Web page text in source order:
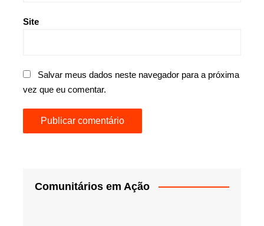
Site
Salvar meus dados neste navegador para a próxima
vez que eu comentar.
Comunitários em Ação